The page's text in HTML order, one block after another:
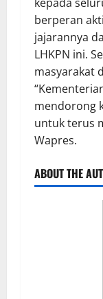
kepada
berperan
jajarannya
LHKPN ini.
masyarakat
mendorong
untuk terus
Wapres.
ABOUT THE